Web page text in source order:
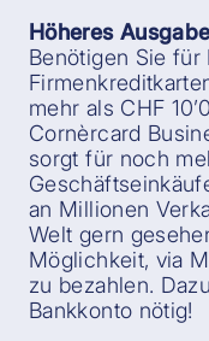
Höheres
Benötigen Sie für
mehr als CHF
Cornèrcard
sorgt für noch
an Millionen
Welt gern
Möglichkeit, via
zu bezahlen.
Bankkonto nötig!